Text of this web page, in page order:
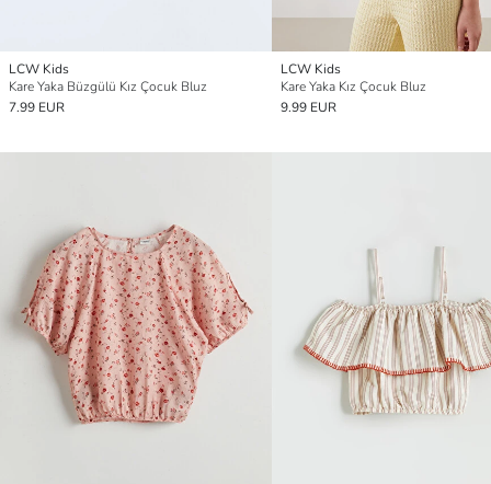
LCW Kids
Kare Yaka Büzgülü Kız Çocuk Bluz
7.99 EUR
LCW Kids
Kare Yaka Kız Çocuk Bluz
9.99 EUR